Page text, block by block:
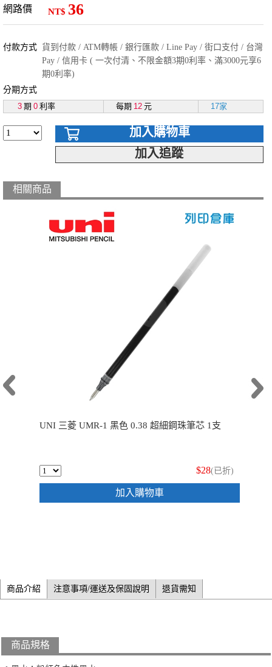
網路價 NT$ 36
付款方式 貨到付款 / ATM轉帳 / 銀行匯款 / Line Pay / 街口支付 / 台灣
Pay / 信用卡 ( 一次付清、不限金額3期0利率、滿3000元享6
期0利率)
分期方式
3 期 0 利率 每期 12 元 17家
加入購物車
加入追蹤
相關商品
UNI 三菱 UMR-1 黑色 0.38 超細鋼珠筆芯 1支
$28(已折)
加入購物車
商品介紹 注意事項/運送及保固說明 退貨需知
商品規格